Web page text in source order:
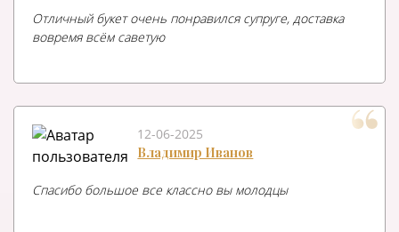
Отличный букет очень понравился супруге, доставка
вовремя всём саветую
12-06-2025
Владимир Иванов
Спасибо большое все классно вы молодцы